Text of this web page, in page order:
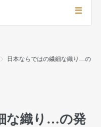
日本ならではの繊細な織り…の
な織り…の発